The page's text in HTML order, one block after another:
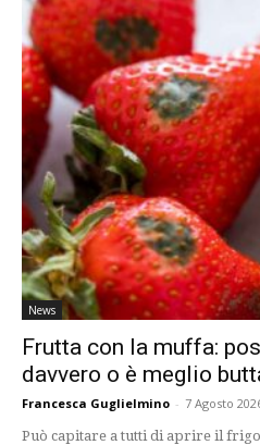
News
Frutta con la muffa:
davvero o è meglio
Francesca Guglielmino - 7 Agosto
Può capitare a tutti di aprire il